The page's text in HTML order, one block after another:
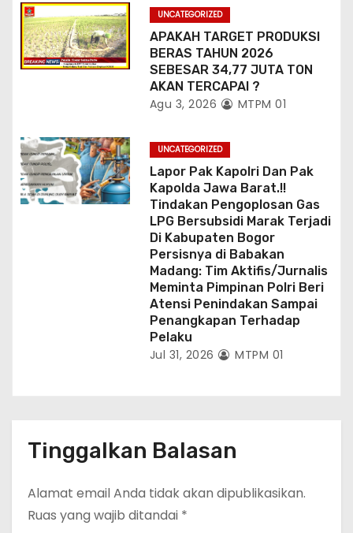
UNCATEGORIZED
APAKAH TARGET PRODUKSI
BERAS TAHUN 2026
SEBESAR 34,77 JUTA TON
AKAN TERCAPAI ?
Agu 3, 2026 MTPM 01
UNCATEGORIZED
Lapor Pak Kapolri Dan Pak
Kapolda Jawa Barat.!!
Tindakan Pengoplosan Gas
LPG Bersubsidi Marak Terjadi
Di Kabupaten Bogor
Persisnya di Babakan
Madang: Tim Aktifis/Jurnalis
Meminta Pimpinan Polri Beri
Atensi Penindakan Sampai
Penangkapan Terhadap
Pelaku
Jul 31, 2026 MTPM 01
Tinggalkan Balasan
Alamat email Anda tidak akan dipublikasikan.
Ruas yang wajib ditandai *